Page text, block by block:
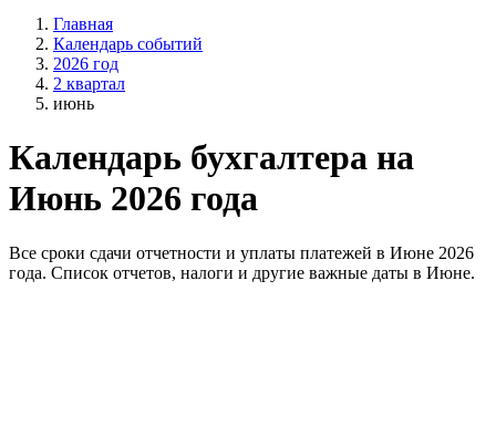
Главная
Календарь событий
2026 год
2 квартал
июнь
Календарь бухгалтера на
Июнь 2026 года
Все сроки сдачи отчетности и уплаты платежей в Июне 2026
года. Список отчетов, налоги и другие важные даты в Июне.